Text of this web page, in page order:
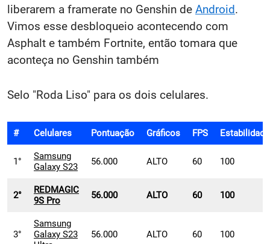
liberarem a framerate no Genshin de Android.
Vimos esse desbloqueio acontecendo com
Asphalt e também Fortnite, então tomara que
aconteça no Genshin também
Selo "Roda Liso" para os dois celulares.
# Celulares Pontuação Gráficos FPS Estabilidade
1°
Samsung
Galaxy S23
56.000 ALTO 60 100
2°
REDMAGIC
9S Pro
56.000 ALTO 60 100
3°
Samsung
Galaxy S23
56.000 ALTO 60 100